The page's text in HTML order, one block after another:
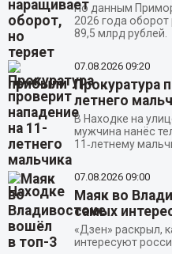
По данным
2026 года
89,5 млрд рублей.
07.08.2026 09:20
Прокуратура
летнего
В Находке на
мужчина нанёс
11‑летнему
07.08.2026 09:00
Маяк во
самых
«Дзен» раскрыл,
интересуют